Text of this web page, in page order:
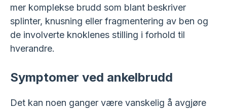
mer komplekse brudd som blant beskriver
splinter, knusning eller fragmentering av ben og
de involverte knoklenes stilling i forhold til
hverandre.
Symptomer ved ankelbrudd
Det kan noen ganger være vanskelig å avgjøre